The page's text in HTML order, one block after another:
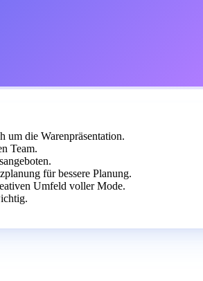
um die Warenpräsentation.
Team.
für bessere Planung.
Umfeld voller Mode.